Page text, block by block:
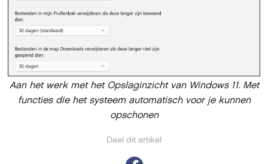
Deel dit artikel
Aan het werk met het Opslaginzicht van Windows 11. Met
functies die het systeem automatisch voor je kunnen
opschonen